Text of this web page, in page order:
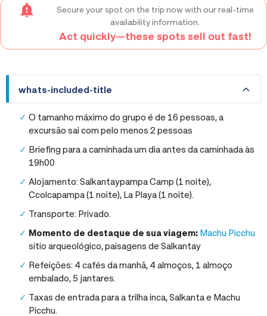
Secure your spot on the trip now with our real-time
availability information.
Act quickly—these spots sell out fast!
whats-included-title
whats-included-title
O tamanho máximo do grupo é de 16 pessoas, a
excursão sai com pelo menos 2 pessoas
Briefing para a caminhada um dia antes da caminhada às
19h00
Alojamento: Salkantaypampa Camp (1 noite),
Ccolcapampa (1 noite), La Playa (1 noite).
Transporte: Privado.
Momento de destaque de sua viagem: Machu Picchu
sítio arqueológico, paisagens de Salkantay
Refeições: 4 cafés da manhã, 4 almoços, 1 almoço
embalado, 5 jantares.
Taxas de entrada para a trilha inca, Salkanta e Machu
Picchu.